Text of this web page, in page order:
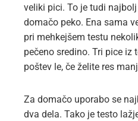
veliki pici. To je tudi
domačo peko. Ena sama
pri mehkejšem testu
pečeno sredino. Tri pice iz
poštev le, če želite res
Za domačo uporabo se
dva dela. Tako je testo